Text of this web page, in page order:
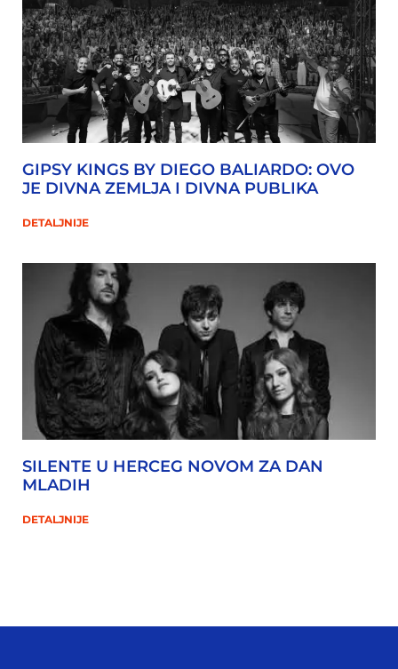
GIPSY KINGS BY DIEGO BALIARDO: OVO
JE DIVNA ZEMLJA I DIVNA PUBLIKA
DETALJNIJE
SILENTE U HERCEG NOVOM ZA DAN
MLADIH
DETALJNIJE